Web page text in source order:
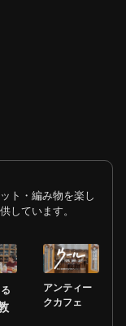
ト・編み物を楽し
しています。
アンティー
クカフェ